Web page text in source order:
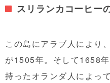
スリランカコーヒー
この島にアラブ人により
が1505年。そして1658
持ったオランダ人によっ